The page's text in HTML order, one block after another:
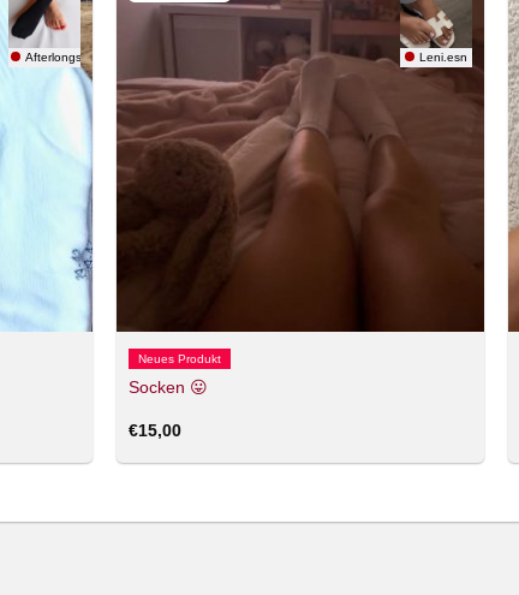
Afterlongshift Leni.esn
Neues Produkt
Socken 😛
€15,00